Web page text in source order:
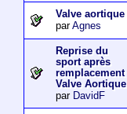
Valve aortique
parAgnes
Reprise du
sport après
remplacement
Valve Aortique
par DavidF